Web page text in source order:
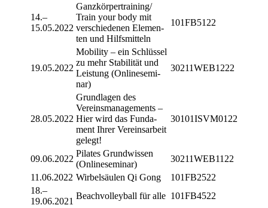
14.–
15.05.2022
Ganzkörpertraining/​
Train your body mit
verschie­de­nen Elemen­
ten und Hilfsmitteln
101FB5122
19.05.2022
Mobi­lity – ein Schlüs­sel
zu mehr Stabi­li­tät und
Leis­tung (Online­se­mi­
nar)
30211WEB1222
28.05.2022
Grund­la­gen des
Vereins­ma­nage­ments –
Hier wird das Funda­
ment Ihrer Vereins­ar­beit
gelegt!
30101ISVM0122
09.06.2022
Pila­tes Grund­wis­sen
(Online­se­mi­nar)
30211WEB1122
11.06.2022 Wirbel­säu­len Qi Gong
101FB2522
18.–
19.06.2021
Beach­vol­ley­ball für alle 101FB4522